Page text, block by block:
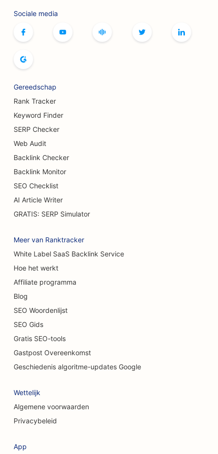
SEO voor bowlingbanen
SEO voor bordspelcafés
SEO voor borstvergrotingsdiensten
SEO voor buffetrestaurants
SEO voor brandwondenchirurgen
SEO voor cafés
SEO voor casual restaurants
SEO voor wasstraten
SEO voor autodealers
SEO voor schoonmaakdiensten
SEO voor chiropractors
SEO voor kattencafés
SEO voor kledingwinkels
SEO voor craniofaciale chirurgen
SEO voor coffeeshops
Sociale media
Gereedschap
Rank Tracker
Keyword Finder
SERP Checker
Web Audit
Backlink Checker
Backlink Monitor
SEO Checklist
AI Article Writer
GRATIS: SERP Simulator
Meer van Ranktracker
White Label SaaS Backlink Service
Hoe het werkt
Affiliate programma
Blog
SEO Woordenlijst
SEO Gids
Gratis SEO-tools
Gastpost Overeenkomst
Geschiedenis algoritme-updates Google
Wettelijk
Algemene voorwaarden
Privacybeleid
App